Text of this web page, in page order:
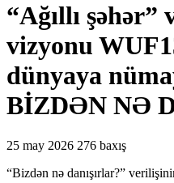
“Ağıllı şəhər”
vizyonu
dünyaya
BİZDƏN NƏ
25 may 2026 276 baxış
“Bizdən nə danışırlar?”